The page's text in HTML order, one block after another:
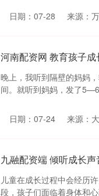
日期：07-28 来源：
河南配资网 教育孩子成
晚上，我听到隔壁的妈妈
间。就听到妈妈，发了
日期：07-24 来源：
九融配资端 倾听成长
儿童在成长过程中会经历
段，孩子们面临着身体和